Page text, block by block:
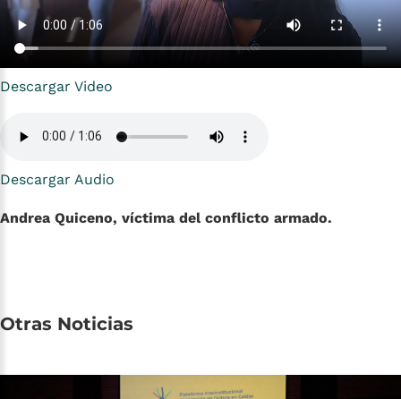
Descargar Video
Descargar Audio
Andrea Quiceno, víctima del conflicto armado.
Otras Noticias